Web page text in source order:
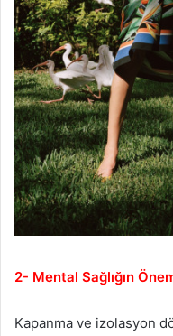
2- Mental Sağlığın
Kapanma ve izolasyon